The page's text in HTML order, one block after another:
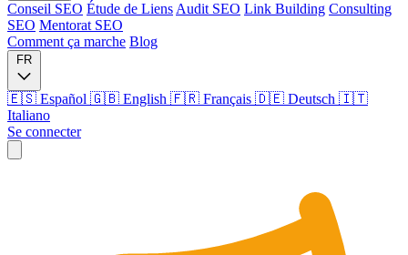
Conseil SEO Étude de Liens Audit SEO Link Building Consulting
SEO Mentorat SEO
Comment ça marche Blog
FR
🇪🇸 Español 🇬🇧 English 🇫🇷 Français 🇩🇪 Deutsch 🇮🇹
Italiano
Se connecter